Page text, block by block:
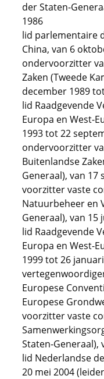
der Staten-
1986
lid parlementaire
China, van 6
ondervoorzitter
Zaken (Tweede
december 1989
lid Raadgevende
Europa en West-
1993 tot 22
ondervoorzitter
Buitenlandse
Generaal), van 17
voorzitter vaste
Natuurbeheer en
Generaal), van 15
lid Raadgevende
Europa en West-
1999 tot 26
Europese
Europese
voorzitter vaste
Staten-Generaal),
lid Nederlandse
20 mei 2004